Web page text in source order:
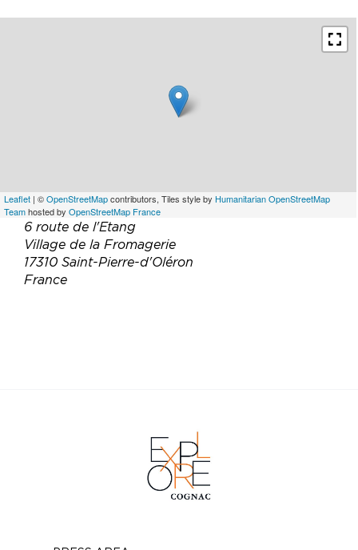
Leaflet | ©OpenStreetMapcontributors, Tiles style by Humanitarian OpenStreetMap
Teamhosted by OpenStreetMap France
6 route de l'Etang
Village de la Fromagerie
17310 Saint-Pierre-d'Oléron
France